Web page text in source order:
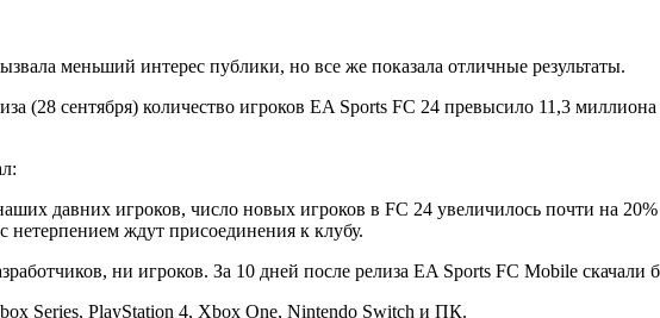
меньший интерес публики, но все же показала отличные результаты.
(28 сентября) количество игроков EA Sports FC 24 превысило 11,3
давних игроков, число новых игроков в FC 24 увеличилось почти на
нетерпением ждут присоединения к клубу.
ни игроков. За 10 дней после релиза EA Sports FC Mobile скачали
Series, PlayStation 4, Xbox One, Nintendo Switch и ПК.